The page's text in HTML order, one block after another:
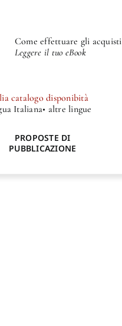
Come effettuare gli acquisti
Leggere il tuo eBook
catalogo disponibità
Italiana• altre lingue
PROPOSTE DI
PUBBLICAZIONE